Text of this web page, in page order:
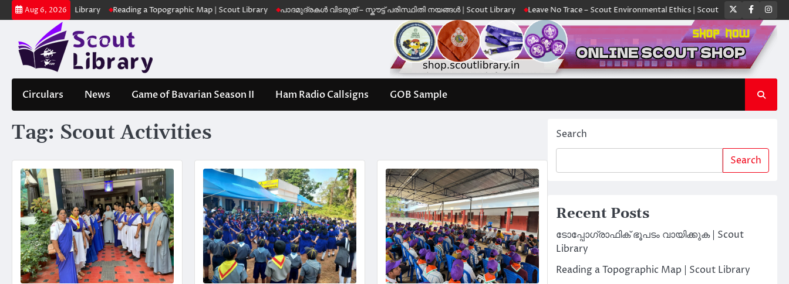
Skip
to
Aug 6, 2026
Library Reading a Topographic Map | Scout Library പാദമുദ്രകൾ വിടരുത് – സ്കൗട്ട് പരിസ്ഥിതി നയങ്ങൾ | Scout Library Leave No Trace – Scout Environmental Ethics | Scout Library ക്യാമ്പിൽ ഓരോ
Twitter
Circulars News Game of Bavarian Season II Ham Radio Callsigns GOB Sample
Tag: Scout Activities Search
Search
Recent Posts
ടോപ്പോഗ്രാഫിക് ഭൂപടം വായിക്കുക | Scout
Library
Reading a Topographic Map | Scout Library